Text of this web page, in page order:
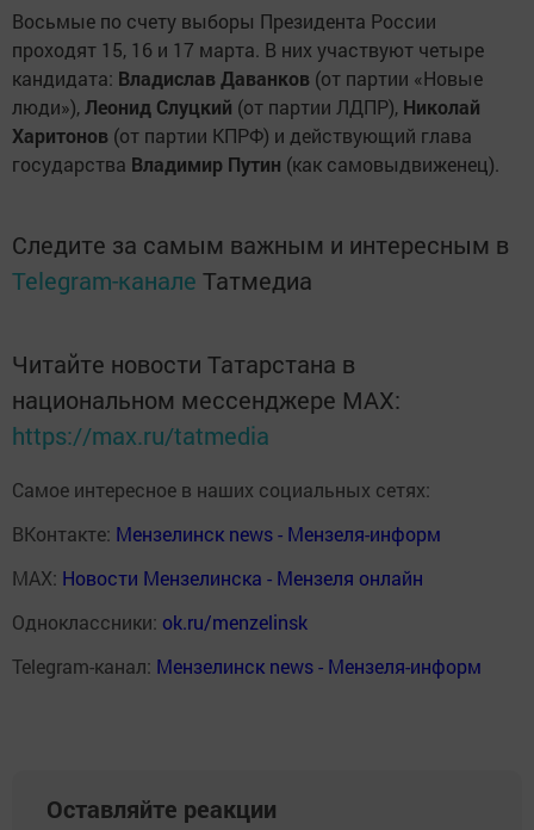
Восьмые по счету выборы Президента России
проходят 15, 16 и 17 марта. В них участвуют четыре
кандидата: Владислав Даванков (от партии «Новые
люди»),Леонид Слуцкий (от партии ЛДПР), Николай
Харитонов (от партии КПРФ) и действующий глава
государства Владимир Путин (как самовыдвиженец).
Следите за самым важным и интересным в
Telegram-канале Татмедиа
Читайте новости Татарстана в
национальном мессенджере MАХ:
https://max.ru/tatmedia
Самое интересное в наших социальных сетях:
ВКонтакте: Мензелинск news - Мензеля-информ
MAX: Новости Мензелинска - Мензеля онлайн
Одноклассники: ok.ru/menzelinsk
Telegram-канал: Мензелинск news - Мензеля-информ
Оставляйте реакции